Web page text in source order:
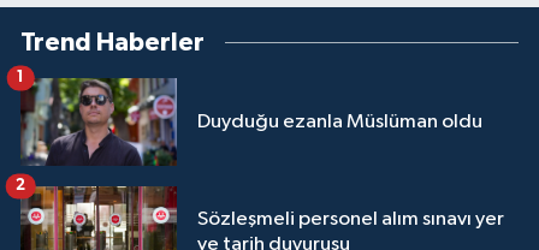
Trend Haberler
Duyduğu ezanla Müslüman oldu
Sözleşmeli personel alım sınavı yer
ve tarih duyurusu
2
Trabzon Müftülüğü
Tunceli Müftülüğü
Uşak Müftülüğü